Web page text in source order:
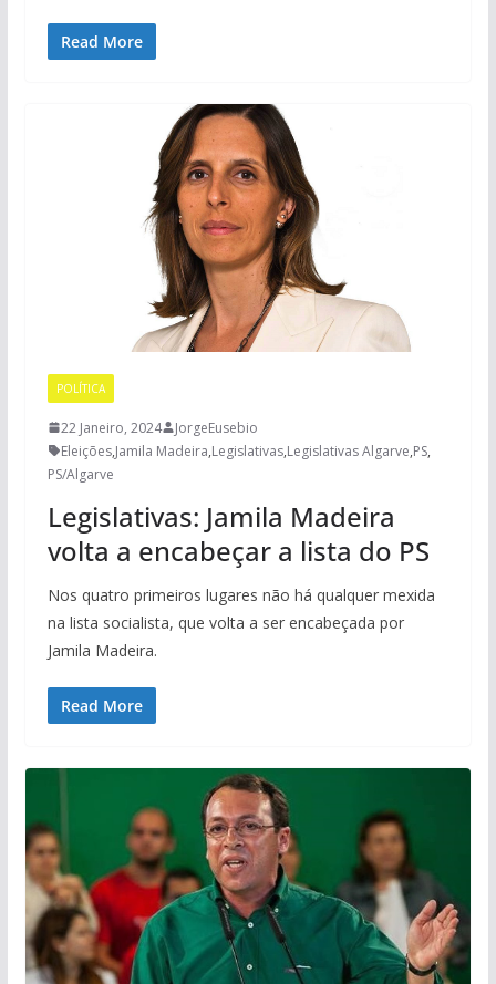
Read More
POLÍTICA
22 Janeiro, 2024
JorgeEusebio
Eleições,Jamila Madeira,Legislativas,Legislativas Algarve,PS,
PS/Algarve
Legislativas: Jamila Madeira
volta a encabeçar a lista do PS
Nos quatro primeiros lugares não há qualquer mexida
na lista socialista, que volta a ser encabeçada por
Jamila Madeira.
Read More